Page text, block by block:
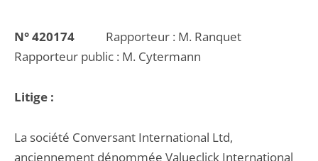
N° 420174 Rapporteur : M. Ranquet
Rapporteur public : M. Cytermann
Litige :
La société Conversant International Ltd,
anciennement dénommée Valueclick International